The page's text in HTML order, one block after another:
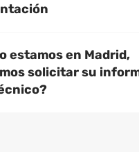
estamos en Madrid,
solicitar su